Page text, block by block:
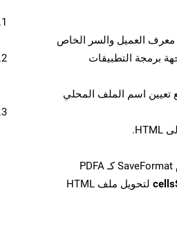
معرف العميل والسر الخاص
تعيين اسم الملف المحلي
لتحويل ملف HTML